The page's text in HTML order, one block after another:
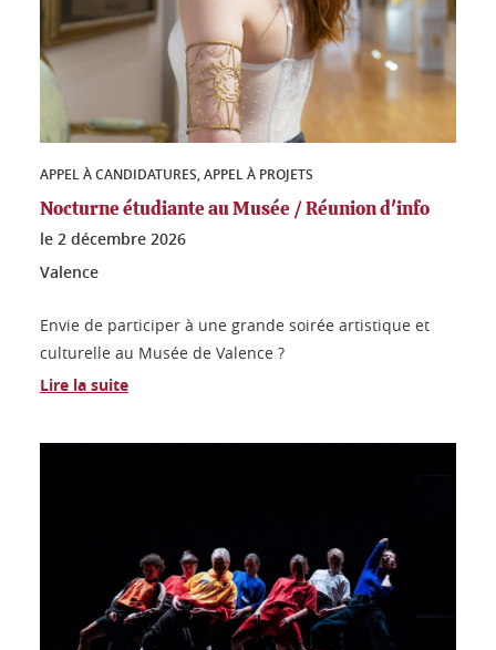
APPEL À CANDIDATURES, APPEL À PROJETS
Nocturne étudiante au Musée / Réunion d'info
le 2 décembre 2026
Valence
Envie de participer à une grande soirée artistique et
culturelle au Musée de Valence ?
Lire la suite